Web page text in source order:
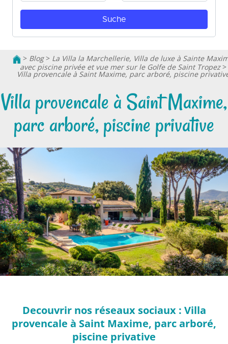
> Blog> La Villa la Marchellerie, Villa de luxe à Sainte
avec piscine privée et vue mer sur le Golfe de Saint Tropez>
Villa provencale à Saint Maxime, parc arboré, piscine
Villa provencale à Saint Maxime,
parc arboré, piscine privative
Decouvrir nos réseaux sociaux : Villa
provencale à Saint Maxime, parc arboré,
piscine privative